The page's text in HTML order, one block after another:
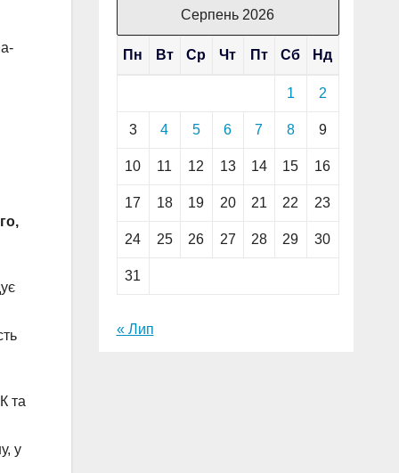
та
у
Серпень 2026
Пн Вт Ср Чт Пт Сб Нд
1 2
3 4 5 6 7 8 9
10 11 12 13 14 15 16
17 18 19 20 21 22 23
24 25 26 27 28 29 30
31
« Лип